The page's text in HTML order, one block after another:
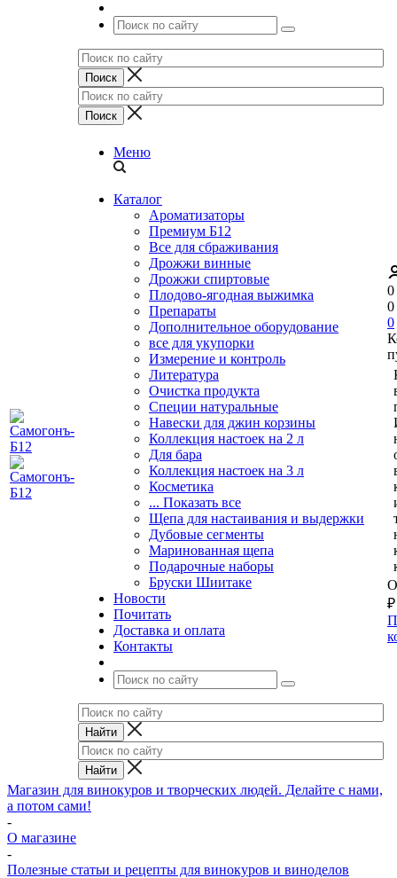
Меню
Каталог
Ароматизаторы
Премиум Б12
Все для сбраживания
Дрожжи винные
Дрожжи спиртовые
Плодово-ягодная выжимка
Препараты
Дополнительное оборудование
все для укупорки
Измерение и контроль
Литература
Очистка продукта
Специи натуральные
Навески для джин корзины
Коллекция настоек на 2 л
Для бара
Коллекция настоек на 3 л
Косметика
... Показать все
Щепа для настаивания и выдержки
Дубовые сегменты
Маринованная щепа
Подарочные наборы
Бруски Шиитаке
Новости
Почитать
Доставка и оплата
Контакты
0
0
0
₽
Магазин для винокуров и творческих людей. Делайте с нами,
а потом сами!
-
О магазине
-
Полезные статьи и рецепты для винокуров и виноделов